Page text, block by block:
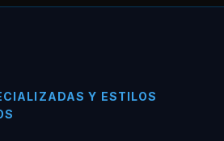
Y ESTILOS